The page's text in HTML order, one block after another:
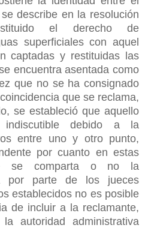
describe en la resolución
el derecho de
superficiales con aquel
captadas y restituidas las
encuentra asentada como
que no se ha consignado
que se reclama,
se estableció que aquello
debido a la
entre uno y otro punto,
por cuanto en estas
se comparta o no la
por parte de los jueces
establecidos no es posible
de incluir a la reclamante,
autoridad administrativa